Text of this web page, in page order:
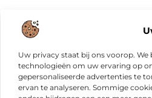
Uw privacy staat bij ons voorop.
technologieën om uw ervaring op
gepersonaliseerde advertenties te
ervan te analyseren. Sommige